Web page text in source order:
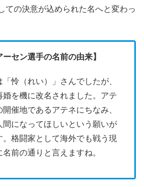
ての決意が込められた名へと変わっ
ーセン選手の名前の由来】
怜（れい）」さんでしたが、
婚を機に改名されました。アテ
催地であるアテネにちなみ、
間になってほしいという願いが
格闘家として海外でも戦う現
前の通りと言えますね。